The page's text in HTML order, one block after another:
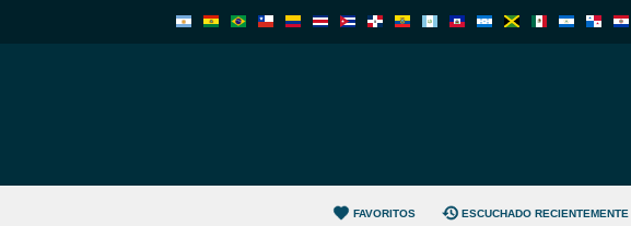
FAVORITOS ESCUCHADO RECIENTEMENTE